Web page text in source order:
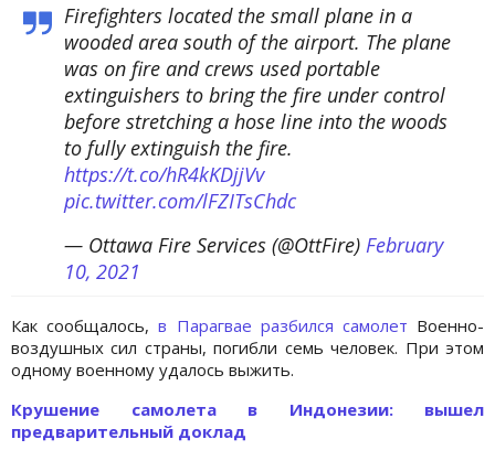
Firefighters located the small plane in a
wooded area south of the airport. The plane
was on fire and crews used portable
extinguishers to bring the fire under control
before stretching a hose line into the woods
to fully extinguish the fire.
https://t.co/hR4kKDjjVv
pic.twitter.com/lFZITsChdc
— Ottawa Fire Services (@OttFire) February
10, 2021
Как сообщалось,в Парагвае разбился самолет Военно-
воздушных сил страны, погибли семь человек. При этом
одному военному удалось выжить.
Крушение самолета в Индонезии: вышел
предварительный доклад